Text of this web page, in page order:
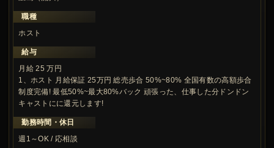
職種
ホスト
給与
月給 25 万円
1、ホスト 月給保証 25万円 総売歩合 50%~80% 全国有数の高額歩合
制度完備! 最低50%~最大80%バック 頑張った、仕事した分ドンドン
キャストにに還元します!
勤務時間・休日
週1～OK / 応相談